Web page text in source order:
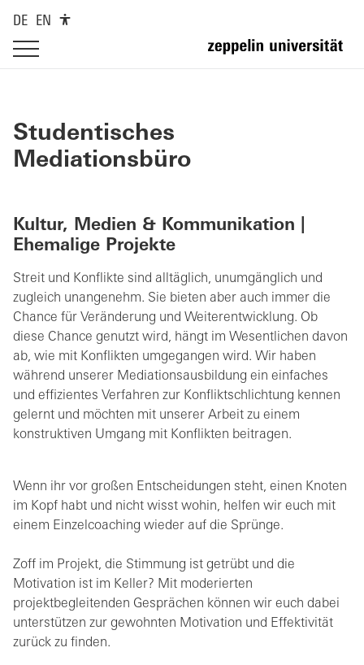
DE EN
Studentisches
Mediationsbüro
Kultur, Medien & Kommunikation |
Ehemalige Projekte
Streit und Konflikte sind alltäglich, unumgänglich und
zugleich unangenehm. Sie bieten aber auch immer die
Chance für Veränderung und Weiterentwicklung. Ob
diese Chance genutzt wird, hängt im Wesentlichen davon
ab, wie mit Konflikten umgegangen wird. Wir haben
während unserer Mediationsausbildung ein einfaches
und effizientes Verfahren zur Konfliktschlichtung kennen
gelernt und möchten mit unserer Arbeit zu einem
konstruktiven Umgang mit Konflikten beitragen.
Wenn ihr vor großen Entscheidungen steht, einen Knoten
im Kopf habt und nicht wisst wohin, helfen wir euch mit
einem Einzelcoaching wieder auf die Sprünge.
Zoff im Projekt, die Stimmung ist getrübt und die
Motivation ist im Keller? Mit moderierten
projektbegleitenden Gesprächen können wir euch dabei
unterstützen zur gewohnten Motivation und Effektivität
zurück zu finden.